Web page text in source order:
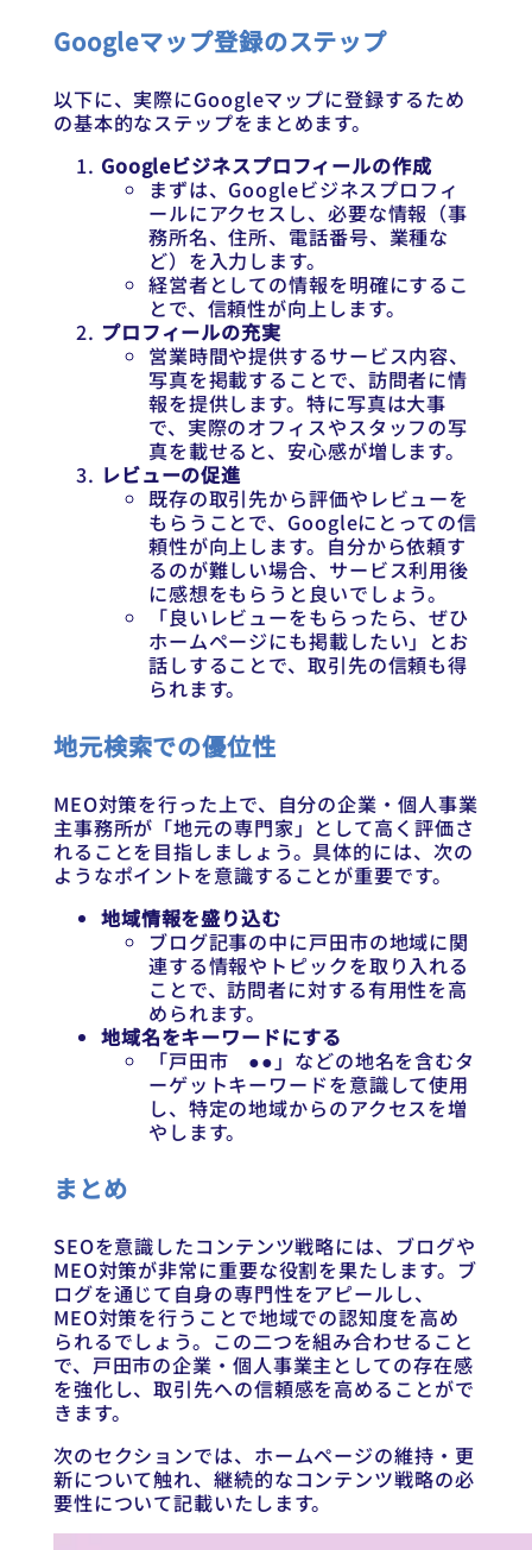
Googleマップ登録のステップ
以下に、実際にGoogleマップに登録するため
の基本的なステップをまとめます。
Googleビジネスプロフィールの作成
まずは、Googleビジネスプロフィ
ールにアクセスし、必要な情報（事
務所名、住所、電話番号、業種な
ど）を入力します。
経営者としての情報を明確にするこ
とで、信頼性が向上します。
プロフィールの充実
営業時間や提供するサービス内容、
写真を掲載することで、訪問者に情
報を提供します。特に写真は大事
で、実際のオフィスやスタッフの写
真を載せると、安心感が増します。
レビューの促進
既存の取引先から評価やレビューを
もらうことで、Googleにとっての信
頼性が向上します。自分から依頼す
るのが難しい場合、サービス利用後
に感想をもらうと良いでしょう。
「良いレビューをもらったら、ぜひ
ホームページにも掲載したい」とお
話しすることで、取引先の信頼も得
られます。
地元検索での優位性
MEO対策を行った上で、自分の企業・個人事業
主事務所が「地元の専門家」として高く評価さ
れることを目指しましょう。具体的には、次の
ようなポイントを意識することが重要です。
地域情報を盛り込む
ブログ記事の中に戸田市の地域に関
連する情報やトピックを取り入れる
ことで、訪問者に対する有用性を高
められます。
地域名をキーワードにする
「戸田市 ●●」などの地名を含むタ
ーゲットキーワードを意識して使用
し、特定の地域からのアクセスを増
やします。
まとめ
SEOを意識したコンテンツ戦略には、ブログや
MEO対策が非常に重要な役割を果たします。ブ
ログを通じて自身の専門性をアピールし、
MEO対策を行うことで地域での認知度を高め
られるでしょう。この二つを組み合わせること
で、戸田市の企業・個人事業主としての存在感
を強化し、取引先への信頼感を高めることがで
きます。
次のセクションでは、ホームページの維持・更
新について触れ、継続的なコンテンツ戦略の必
要性について記載いたします。